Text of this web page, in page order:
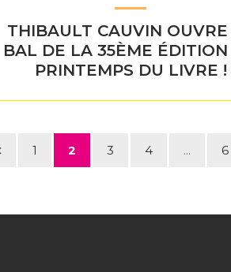
THIBAULT CAUVIN OUVRE
BAL DE LA 35ÈME ÉDITION
PRINTEMPS DU LIVRE !
Page
précédente
1 2 3 4 ... 6